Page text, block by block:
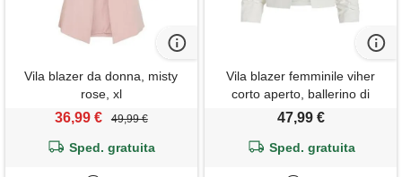
Vila blazer da donna, misty
rose, xl
36,99 € 49,99 €
Sped. gratuita
Vila blazer femminile viher
corto aperto, ballerino di
nuvola, 46
47,99 €
Sped. gratuita